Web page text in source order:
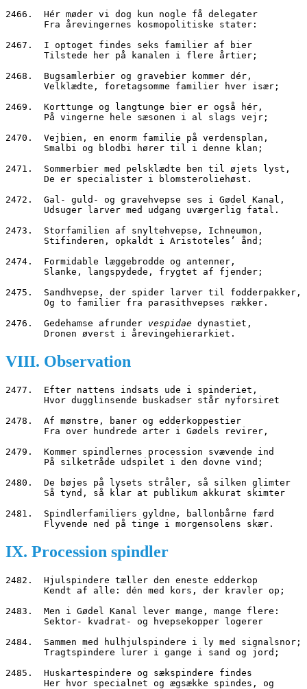
2466.  Hér møder vi dog kun nogle få delegater
       Fra årevingernes kosmopolitiske stater:
2467.  I optoget findes seks familier af bier
       Tilstede her på kanalen i flere årtier;
2468.  Bugsamlerbier og gravebier kommer dér,
       Velklædte, foretagsomme familier hver især;
2469.  Korttunge og langtunge bier er også hér,
       På vingerne hele sæsonen i al slags vejr;
2470.  Vejbien, en enorm familie på verdensplan,
       Smalbi og blodbi hører til i denne klan;
2471.  Sommerbier med pelsklædte ben til øjets lyst,
       De er specialister i blomsteroliehøst.
2472.  Gal- guld- og gravehvepse ses i Gødel Kanal,
       Udsuger larver med udgang uværgerlig fatal.
2473.  Storfamilien af snyltehvepse, Ichneumon,
       Stifinderen, opkaldt i Aristoteles’ ånd;
2474.  Formidable læggebrodde og antenner,
       Slanke, langspydede, frygtet af fjender;
2475.  Sandhvepse, der spider larver til fodderpakker,
       Og to familier fra parasithvepses rækker.
2476.  Gedehamse afrunder vespidae dynastiet,
       Dronen øverst i årevingehierarkiet.
VIII. Observation
2477.  Efter nattens indsats ude i spinderiet,
       Hvor dugglinsende buskadser står nyforsiret
2478.  Af mønstre, baner og edderkoppestier
       Fra over hundrede arter i Gødels revirer,
2479.  Kommer spindlernes procession svævende ind
       På silketråde udspilet i den dovne vind;
2480.  De bøjes på lysets stråler, så silken glimter
       Så tynd, så klar at publikum akkurat skimter
2481.  Spindlerfamiliers gyldne, ballonbårne færd
       Flyvende ned på tinge i morgensolens skær.
IX. Procession spindler
2482.  Hjulspindere tæller den eneste edderkop
       Kendt af alle: dén med kors, der kravler op;
2483.  Men i Gødel Kanal lever mange, mange flere:
       Sektor- kvadrat- og hvepsekopper logerer
2484.  Sammen med hulhjulspindere i ly med signalsnor;
       Tragtspindere lurer i gange i sand og jord;
2485.  Huskartespindere og sækspindere findes
       Her hvor specialnet og ægsække spindes, og